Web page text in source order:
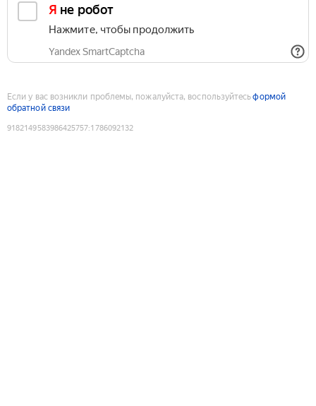
Я не робот
Нажмите, чтобы продолжить
Yandex SmartCaptcha
Если у вас возникли проблемы, пожалуйста, воспользуйтесьформой
обратной связи
9182149583986425757:1786092132